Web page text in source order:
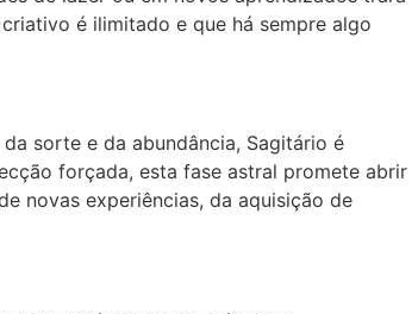
é ilimitado e que há sempre algo
sorte e da abundância, Sagitário é
forçada, esta fase astral promete abrir
novas experiências, da aquisição de